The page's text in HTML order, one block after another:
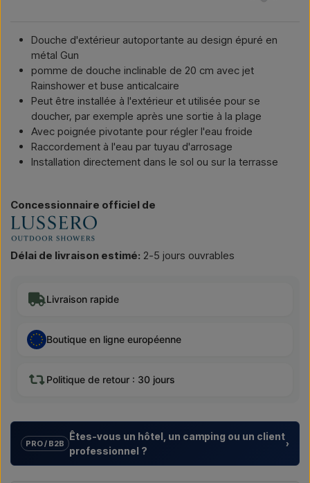
Douche d'extérieur autoportante au design épuré en
métal Gun
pomme de douche inclinable de 20 cm avec jet
Rainshower et buse anticalcaire
Peut être installée à l'extérieur et utilisée pour se
doucher, par exemple après une sortie à la plage
Avec poignée pivotante pour régler l'eau froide
Raccordement à l'eau par tuyau d'arrosage
Installation directement dans le sol ou sur la terrasse
Concessionnaire officiel de
Délai de livraison estimé: 2-5 jours ouvrables
Livraison rapide
Boutique en ligne européenne
Politique de retour : 30 jours
PRO / B2B
Êtes-vous un hôtel, un camping ou un client
professionnel ?
›